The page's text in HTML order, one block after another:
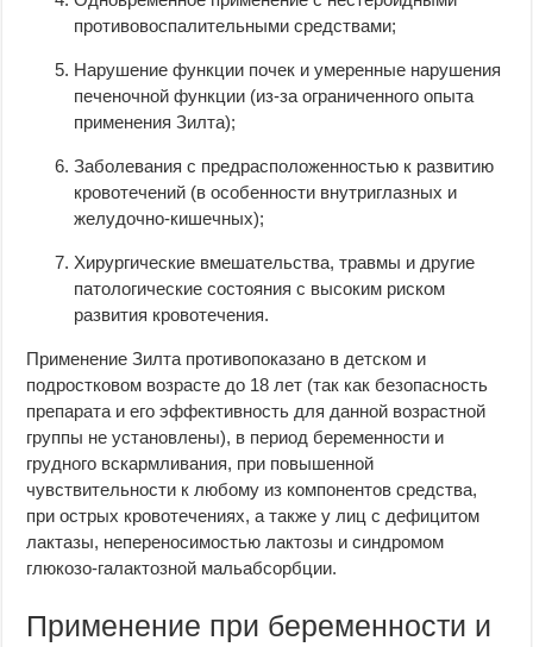
противовоспалительными средствами;
Нарушение функции почек и умеренные нарушения
печеночной функции (из-за ограниченного опыта
применения Зилта);
Заболевания с предрасположенностью к развитию
кровотечений (в особенности внутриглазных и
желудочно-кишечных);
Хирургические вмешательства, травмы и другие
патологические состояния с высоким риском
развития кровотечения.
Применение Зилта противопоказано в детском и
подростковом возрасте до 18 лет (так как безопасность
препарата и его эффективность для данной возрастной
группы не установлены), в период беременности и
грудного вскармливания, при повышенной
чувствительности к любому из компонентов средства,
при острых кровотечениях, а также у лиц с дефицитом
лактазы, непереносимостью лактозы и синдромом
глюкозо-галактозной мальабсорбции.
Применение при беременности и